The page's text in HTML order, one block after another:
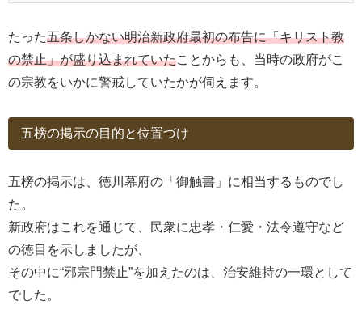
たった五条しかない明治新政府最初の布告に「キリスト教
の禁止」が盛り込まれていたことからも、当時の政府がこ
の宗教をいかに警戒していたかが伺えます。
五榜の掲示の目的と位置づけ
五榜の掲示は、徳川幕府の「御触書」に相当するものでし
た。
新政府はこれを通じて、民衆に忠孝・仁愛・法令遵守など
の徳目を示しましたが、
その中に“邪宗門禁止”を加えたのは、治安維持の一環として
でした。